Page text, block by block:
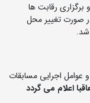
رقابت ها
در صورت تغییر محل
شد.
عوامل اجرایی مسابقات
اعلام می گردد